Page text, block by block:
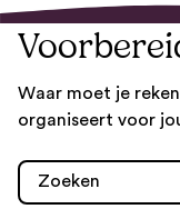
Waar moet je
organiseert voor